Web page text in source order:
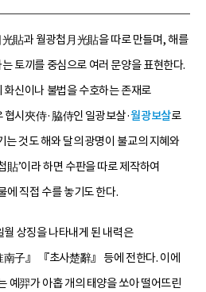
貼과 월광첩月光貼을 따로 만들며, 해를
토끼를 중심으로 여러 문양을 표현한다.
신이나 불법을 수호하는 존재로
협시夾侍·脇侍인 일광보살·월광보살로
는 것도 해와 달의 광명이 불교의 지혜와
貼’이라 하면 수판을 따로 제작하여
에 직접 수를 놓기도 한다.
상징을 나타내게 된 내력은
子』 『초사楚辭』 등에 전한다. 이에
예羿가 아홉 개의 태양을 쏘아 떨어뜨린